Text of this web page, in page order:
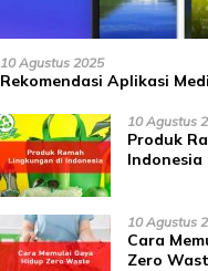
10 Agustus 2025
Rekomendasi Aplikasi
10 Agustus
Produk
Indonesia
10 Agustus
Cara
Zero